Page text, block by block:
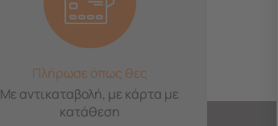
Πλήρωσε όπως θες
Με αντικαταβολή, με κάρτα με
κατάθεση